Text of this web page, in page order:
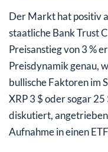
Der Markt hat positiv
staatliche Bank Trust
Preisanstieg von 3 %
Preisdynamik genau,
bullische Faktoren im
XRP 3 $ oder sogar
diskutiert,
Aufnahme in einen